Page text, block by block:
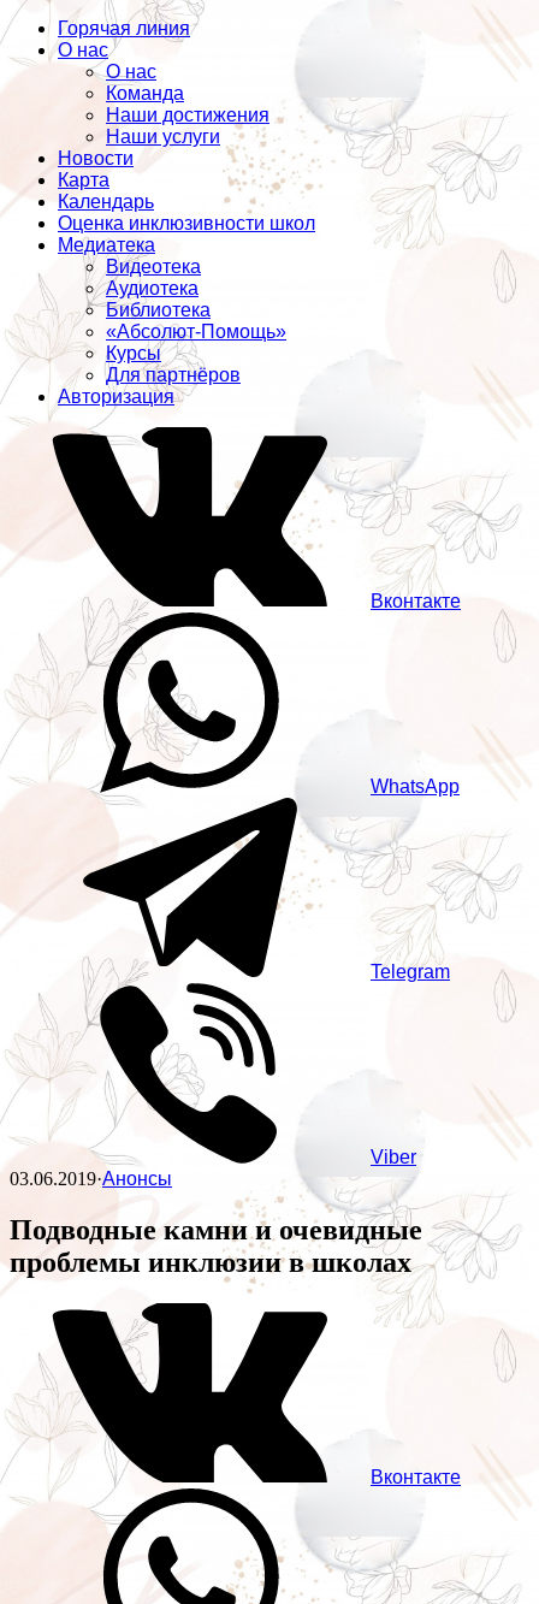
Горячая линия
О нас
О нас
Команда
Наши достижения
Наши услуги
Новости
Карта
Календарь
Оценка инклюзивности школ
Медиатека
Видеотека
Аудиотека
Библиотека
«Абсолют-Помощь»
Курсы
Для партнёров
Авторизация
Вконтакте
WhatsApp
Telegram
Viber
03.06.2019·Анонсы
Подводные камни и очевидные
проблемы инклюзии в школах
Вконтакте